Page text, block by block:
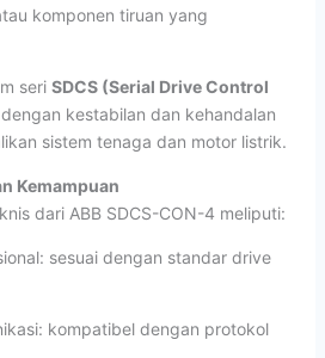
komponen tiruan yang
seri SDCS (Serial Drive Control
kestabilan dan kehandalan
sistem tenaga dan motor listrik.
Kemampuan
dari ABB SDCS-CON-4 meliputi:
sesuai dengan standar drive
kompatibel dengan protokol